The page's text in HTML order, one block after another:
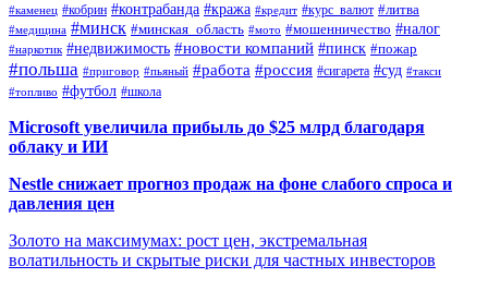
#каменец #кобрин #контрабанда #кража #кредит #курс_валют #литва
#медицина #минск #минская_область #мото #мошенничество #налог
#наркотик #недвижимость #новости компаний #пинск #пожар
#польша #приговор #пьяный #работа #россия #сигарета #суд #такси
#топливо #футбол #школа
Microsoft увеличила прибыль до $25 млрд благодаря
облаку и ИИ
Nestle снижает прогноз продаж на фоне слабого спроса и
давления цен
Золото на максимумах: рост цен, экстремальная
волатильность и скрытые риски для частных инвесторов